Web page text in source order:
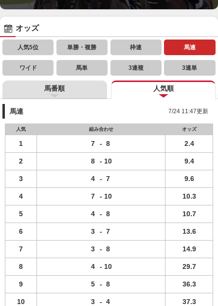
オッズ
人気5位 単勝・複勝 枠連 馬連
ワイド 馬単 3連複 3連単
馬番順 人気順
馬連 7/24 11:47更新
人気 組み合わせ オッズ
1 7 - 8 2.4
2 8 - 10 9.4
3 4 - 7 9.6
4 7 - 10 10.3
5 4 - 8 10.7
6 3 - 7 13.6
7 3 - 8 14.9
8 4 - 10 29.7
9 5 - 8 36.3
10 3 - 4 37.3